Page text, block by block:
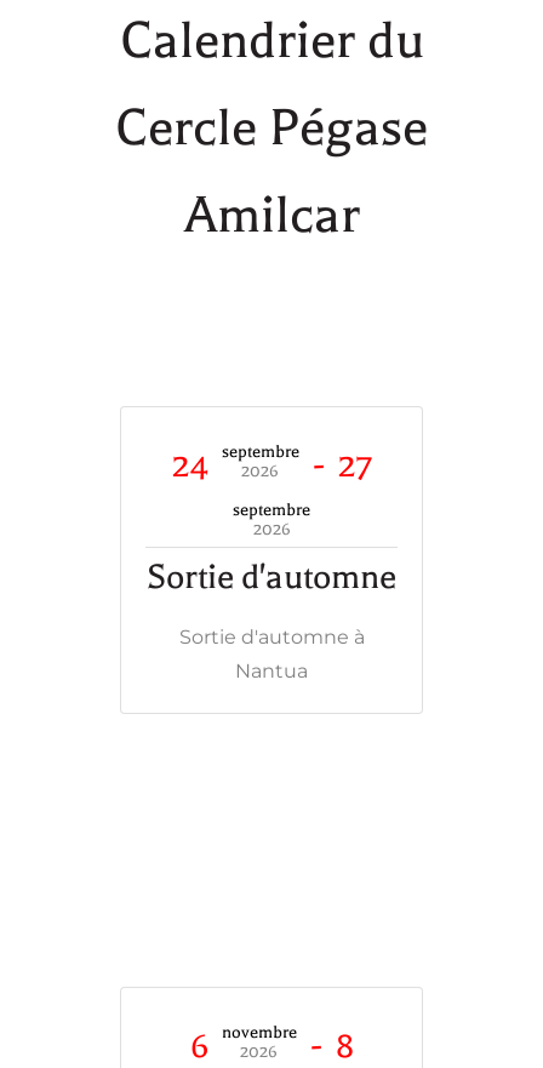
Calendrier du
Cercle Pégase
Amilcar
24
septembre
2026
- 27
septembre
2026
Sortie d'automne
Sortie d'automne à
Nantua
6
novembre
2026
- 8